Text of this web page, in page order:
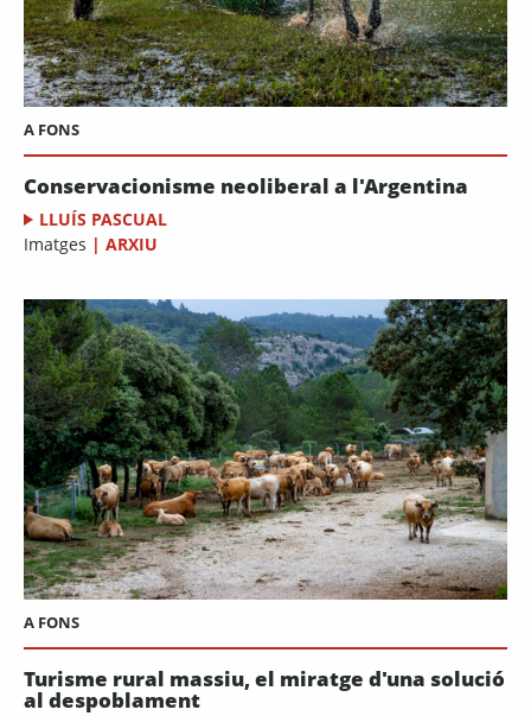
A FONS
Conservacionisme neoliberal a l'Argentina
LLUÍS PASCUAL
Imatges | ARXIU
A FONS
Turisme rural massiu, el miratge d'una solució
al despoblament